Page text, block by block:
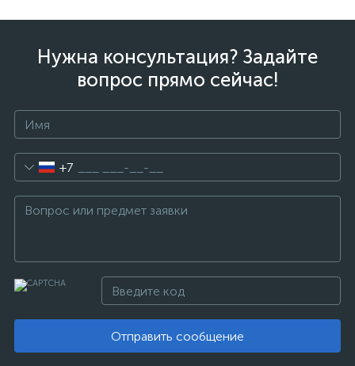
Нужна консультация? Задайте
вопрос прямо сейчас!
+7
Отправить сообщение